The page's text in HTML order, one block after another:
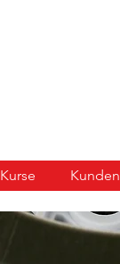
Kurse Kunden